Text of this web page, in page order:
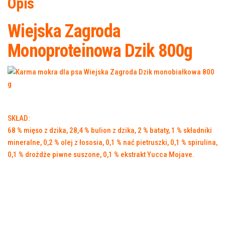
Wiejska Zagroda
Monoproteinowa Dzik 800g
SKŁAD:
68 % mięso z dzika, 28,4 % bulion z dzika, 2 % bataty, 1 % składniki
mineralne, 0,2 % olej z łososia, 0,1 % nać pietruszki, 0,1 % spirulina,
0,1 % drożdże piwne suszone, 0,1 % ekstrakt Yucca Mojave.